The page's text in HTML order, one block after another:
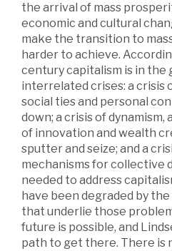
the arrival of mass
economic and cultural
make the transition to
harder to achieve.
century capitalism is in the
interrelated crises: a crisis
social ties and personal
down; a crisis of dynamism,
of innovation and wealth
sputter and seize; and a
mechanisms for collective
needed to address
have been degraded by
that underlie those
future is possible, and
path to get there. There is